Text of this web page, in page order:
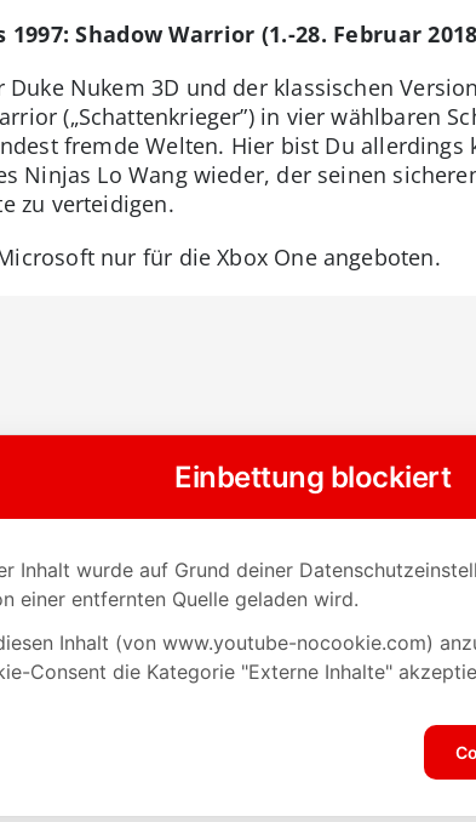
Shadow Warrior (1.-28. Februar
Nukem 3D und der klassischen
(„Schattenkrieger”) in vier wählbaren
fremde Welten. Hier bist Du
Ninjas Lo Wang wieder, der seinen
zu verteidigen.
nur für die Xbox One angeboten.